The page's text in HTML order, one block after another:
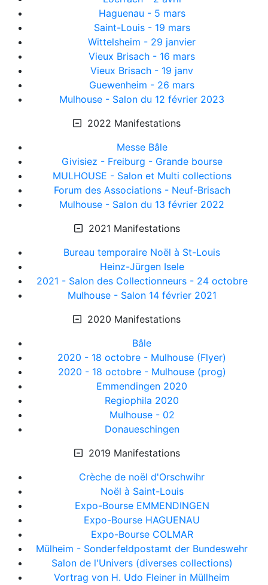
Haguenau - 5 mars
Saint-Louis - 19 mars
Wittelsheim - 29 janvier
Vieux Brisach - 16 mars
Vieux Brisach - 19 janv
Guewenheim - 26 mars
Mulhouse - Salon du 12 février 2023
2022 Manifestations
Messe Bâle
Givisiez - Freiburg - Grande bourse
MULHOUSE - Salon et Multi collections
Forum des Associations - Neuf-Brisach
Mulhouse - Salon du 13 février 2022
2021 Manifestations
Bureau temporaire Noël à St-Louis
Heinz-Jürgen Isele
2021 - Salon des Collectionneurs - 24 octobre
Mulhouse - Salon 14 février 2021
2020 Manifestations
Bâle
2020 - 18 octobre - Mulhouse (Flyer)
2020 - 18 octobre - Mulhouse (prog)
Emmendingen 2020
Regiophila 2020
Mulhouse - 02
Donaueschingen
2019 Manifestations
Crèche de noël d'Orschwihr
Noël à Saint-Louis
Expo-Bourse EMMENDINGEN
Expo-Bourse HAGUENAU
Expo-Bourse COLMAR
Mülheim - Sonderfeldpostamt der Bundeswehr
Salon de l'Univers (diverses collections)
Vortrag von H. Udo Fleiner in Müllheim